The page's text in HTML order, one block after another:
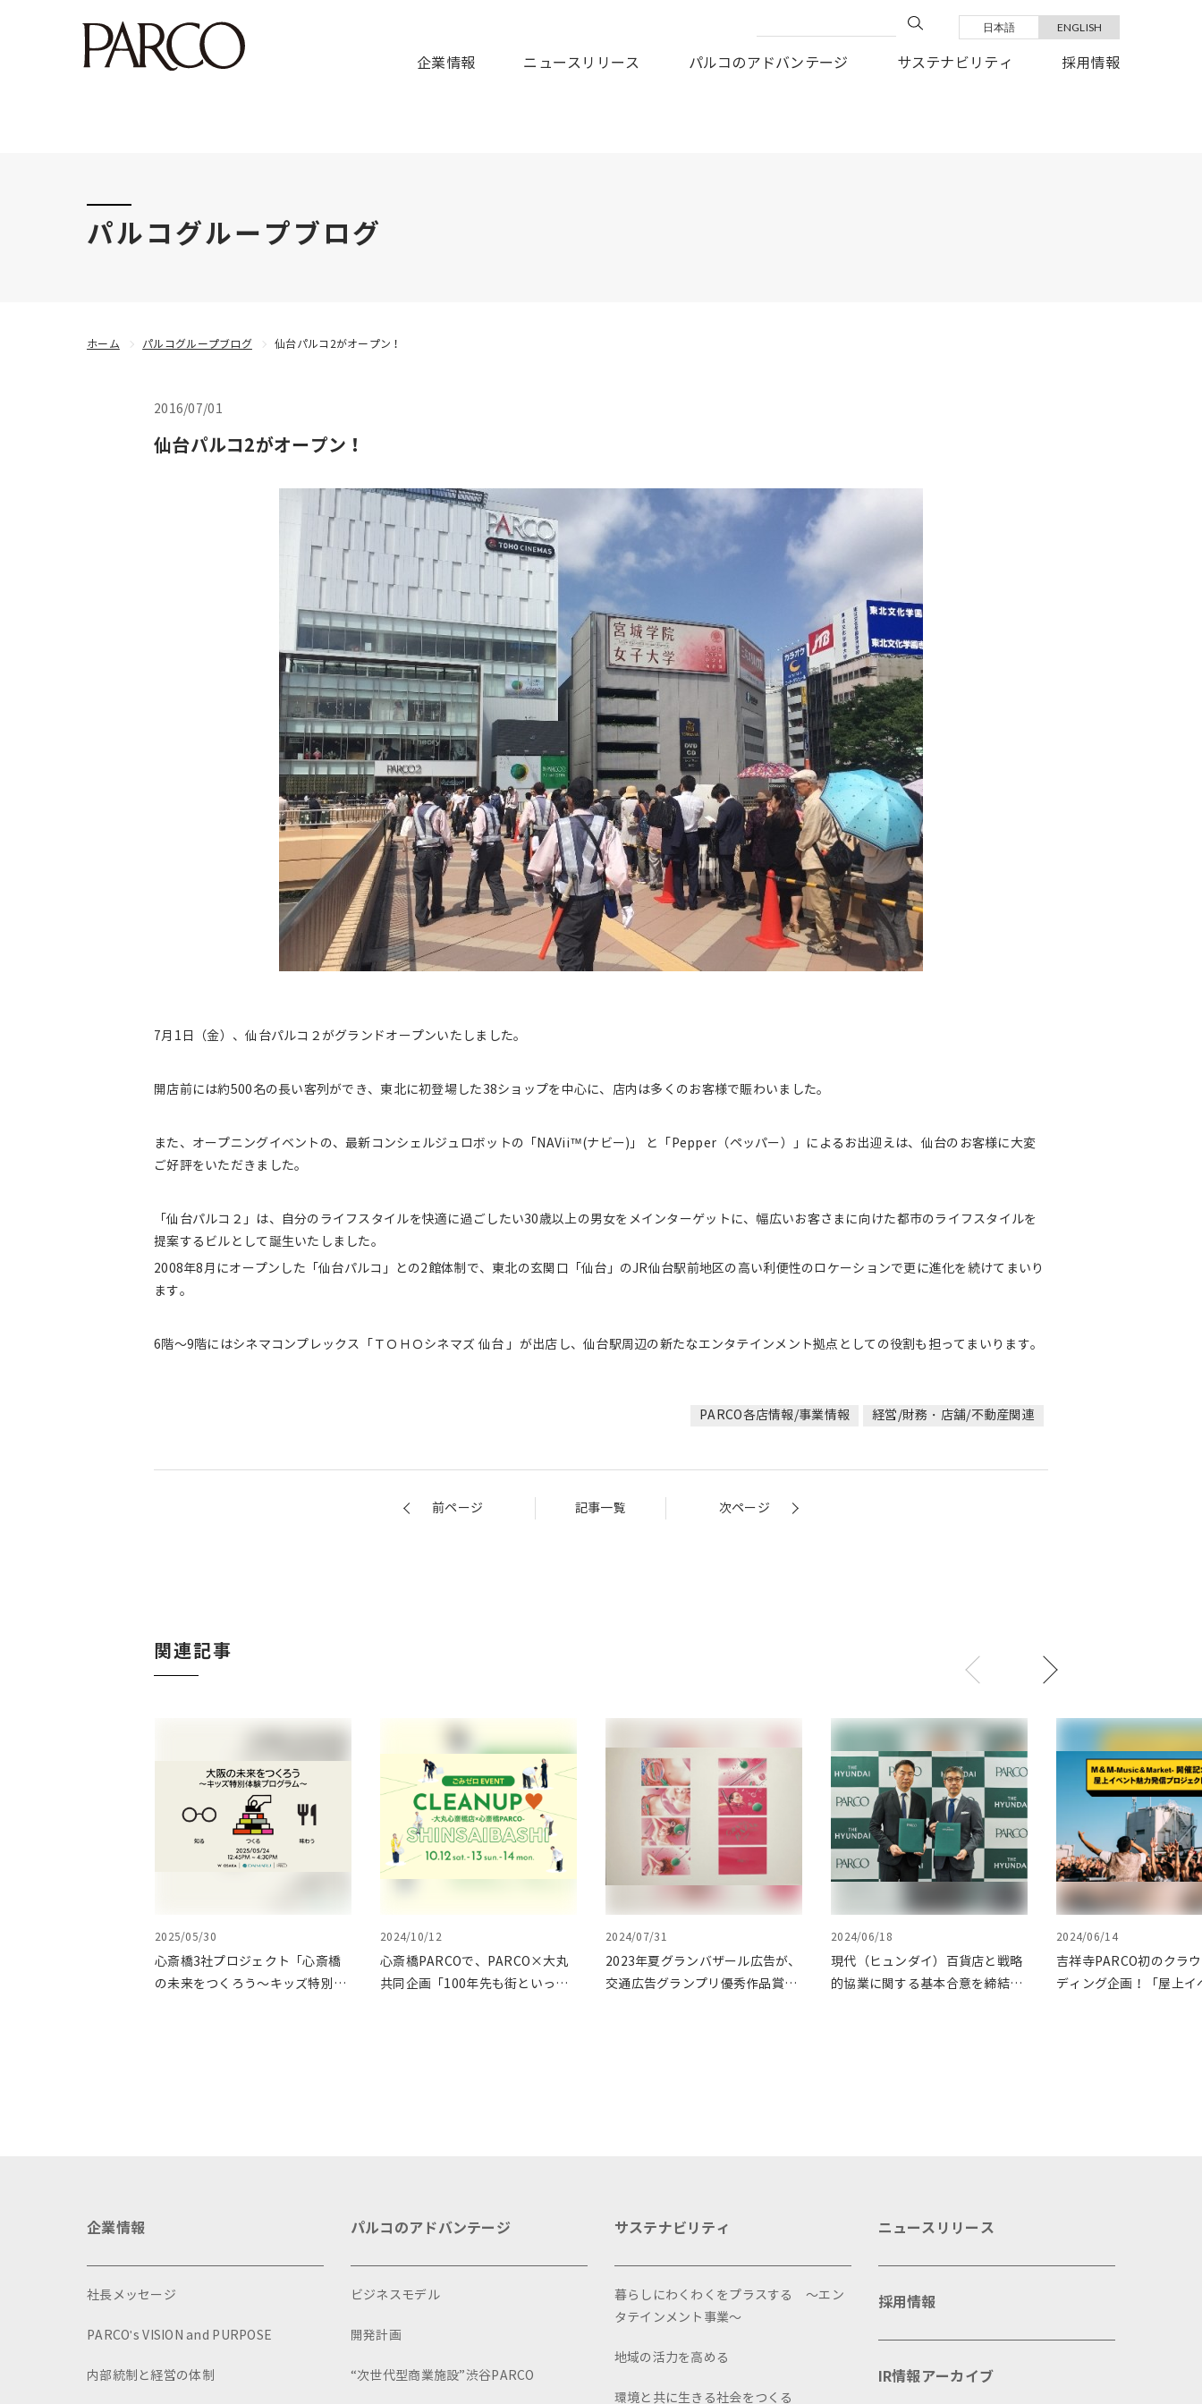
このたびの令和8年熊本地震により被害にあわれた皆様に謹んでお見舞い申しあげますとともに、被災地の一日も早い復旧を、心よりお祈り申しあげます。
日本語 ENGLISH
企業情報 ニュースリリース パルコのアドバンテージ サステナビリティ 採用情報
パルコグループブログ
2016/07/01
仙台パルコ2がオープン！
7月1日（金）、仙台パルコ２がグランドオープンいたしました。
開店前には約500名の長い客列ができ、東北に初登場した38ショップを中心に、店内は多くのお客様で賑わいました。
また、オープニングイベントの、最新コンシェルジュロボットの「NAVii™(ナビー)」 と「Pepper（ペッパー）」によるお出迎えは、仙台のお客様に大変
ご好評をいただきました。
「仙台パルコ２」は、自分のライフスタイルを快適に過ごしたい30歳以上の男女をメインターゲットに、幅広いお客さまに向けた都市のライフスタイルを
提案するビルとして誕生いたしました。
2008年8月にオープンした「仙台パルコ」との2館体制で、東北の玄関口「仙台」のJR仙台駅前地区の高い利便性のロケーションで更に進化を続けてまいり
ます。
6階～9階にはシネマコンプレックス「ＴＯＨＯシネマズ 仙台 」が出店し、仙台駅周辺の新たなエンタテインメント拠点としての役割も担ってまいります。
PARCO各店情報/事業情報 経営/財務・店舗/不動産関連
前ページ 記事一覧 次ページ
関連記事
2025/05/30
心斎橋3社プロジェクト「心斎橋
の未来をつくろう～キッズ特別体
2024/10/12
心斎橋PARCOで、PARCO×大丸
共同企画「100年先も街といっし
2024/07/31
2023年夏グランバザール広告が、
交通広告グランプリ優秀作品賞を
2024/06/18
現代（ヒュンダイ）百貨店と戦略
的協業に関する基本合意を締結。
2024/06/14
吉祥寺PARCO初のクラ
ディング企画！「屋上イ
ホーム パルコグループブログ 仙台パルコ2がオープン！
企業情報
社長メッセージ
PARCO's VISION and PURPOSE
内部統制と経営の体制
パルコのアドバンテージ
ビジネスモデル
開発計画
“次世代型商業施設”渋谷PARCO
サステナビリティ
暮らしにわくわくをプラスする ～エン
タテインメント事業～
地域の活力を高める
環境と共に生きる社会をつくる
ニュースリリース
採用情報
IR情報アーカイブ